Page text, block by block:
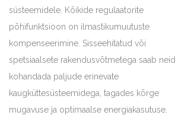
süsteemidele. Kõikide regulaatorite
põhifunktsioon on ilmastikumuutuste
kompenseerimine. Sisseehitatud või
spetsiaalsete rakendusvõtmetega saab neid
kohandada paljude erinevate
kaugküttesüsteemidega, tagades kõrge
mugavuse ja optimaalse energiakasutuse.